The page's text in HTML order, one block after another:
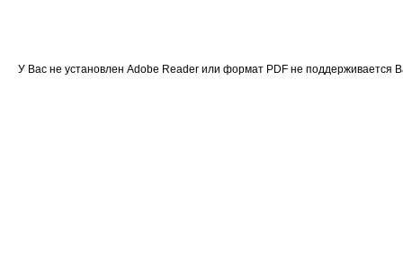
У Вас не установлен Adobe Reader или формат PDF не поддерживается